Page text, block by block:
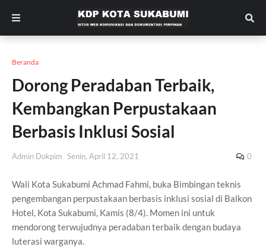
Beranda
Dorong Peradaban Terbaik,
Kembangkan Perpustakaan
Berbasis Inklusi Sosial
Admin Dokpim Senin, April 12, 2021 0
Wali Kota Sukabumi Achmad Fahmi, buka Bimbingan teknis
pengembangan perpustakaan berbasis inklusi sosial di Balkon
Hotel, Kota Sukabumi, Kamis (8/4). Momen ini untuk
mendorong terwujudnya peradaban terbaik dengan budaya
luterasi warganya.